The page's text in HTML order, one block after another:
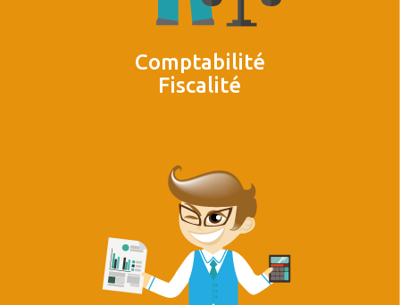
Comptabilité
Fiscalité